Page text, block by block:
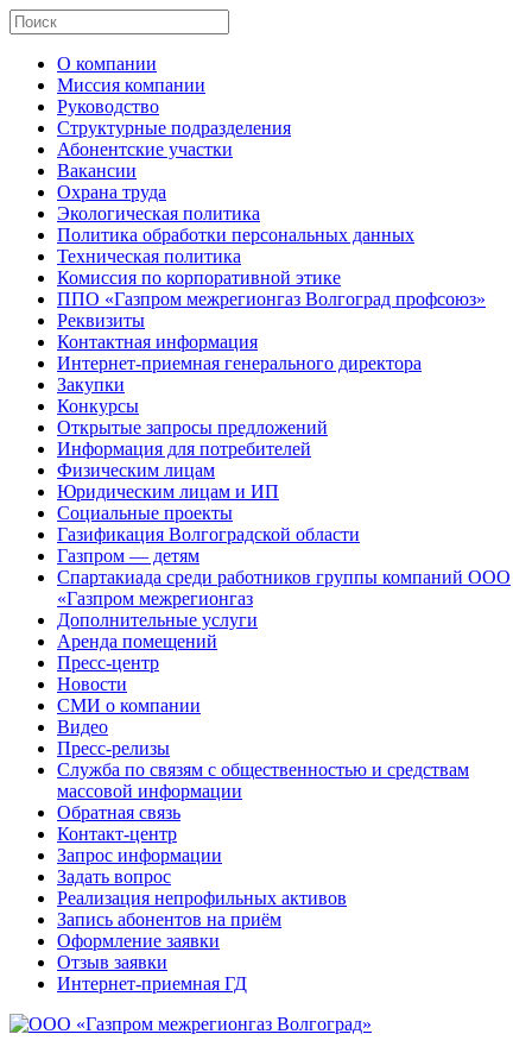
О компании
Миссия компании
Руководство
Структурные подразделения
Абонентские участки
Вакансии
Охрана труда
Экологическая политика
Политика обработки персональных данных
Техническая политика
Комиссия по корпоративной этике
ППО «Газпром межрегионгаз Волгоград профсоюз»
Реквизиты
Контактная информация
Интернет-приемная генерального директора
Закупки
Конкурсы
Открытые запросы предложений
Информация для потребителей
Физическим лицам
Юридическим лицам и ИП
Социальные проекты
Газификация Волгоградской области
Газпром — детям
Спартакиада среди работников группы компаний ООО
«Газпром межрегионгаз
Дополнительные услуги
Аренда помещений
Пресс-центр
Новости
СМИ о компании
Видео
Пресс-релизы
Служба по связям с общественностью и средствам
массовой информации
Обратная связь
Контакт-центр
Запрос информации
Задать вопрос
Реализация непрофильных активов
Запись абонентов на приём
Оформление заявки
Отзыв заявки
Интернет-приемная ГД